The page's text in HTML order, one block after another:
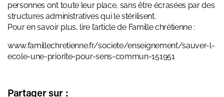
personnes ont toute leur place, sans être écrasées par des
structures administratives qui le stérilisent.
Pour en savoir plus, lire l’article de Famille chrétienne :
www.famillechretienne.fr/societe/enseignement/sauver-l-
ecole-une-priorite-pour-sens-commun-151951
Partager sur :